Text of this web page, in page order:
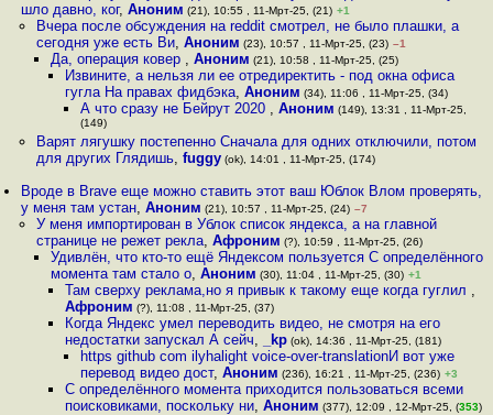
шло давно, ког,Аноним (21), 10:55 , 11-Мрт-25, (21) +1
Вчера после обсуждения на reddit смотрел, не было плашки, а
сегодня уже есть Ви, Аноним (23), 10:57 , 11-Мрт-25, (23) –1
Да, операция ковер , Аноним (21), 10:58 , 11-Мрт-25, (25)
Извините, а нельзя ли ее отредиректить - под окна офиса
гугла На правах фидбэка,Аноним (34), 11:06 , 11-Мрт-25, (34)
А что сразу не Бейрут 2020 , Аноним (149), 13:31 , 11-Мрт-25,
(149)
Варят лягушку постепенно Сначала для одних отключили, потом
для других Глядишь, fuggy(ok), 14:01 , 11-Мрт-25, (174)
Вроде в Brave еще можно ставить этот ваш Юблок Влом проверять,
у меня там устан,Аноним (21), 10:57 , 11-Мрт-25, (24) –7
У меня импортирован в Ублок список яндекса, а на главной
странице не режет рекла, Афроним (?), 10:59 , 11-Мрт-25, (26)
Удивлён, что кто-то ещё Яндексом пользуется С определённого
момента там стало о, Аноним (30), 11:04 , 11-Мрт-25, (30) +1
Там сверху реклама,но я привык к такому еще когда гуглил ,
Афроним (?), 11:08 , 11-Мрт-25, (37)
Когда Яндекс умел переводить видео, не смотря на его
недостатки запускал А сейч, _kp (ok), 14:36 , 11-Мрт-25, (181)
https github com ilyhalight voice-over-translationИ вот уже
перевод видео дост, Аноним (236), 16:21 , 11-Мрт-25, (236) +3
С определённого момента приходится пользоваться всеми
поисковиками, поскольку ни,Аноним (377), 12:09 , 12-Мрт-25, (353)